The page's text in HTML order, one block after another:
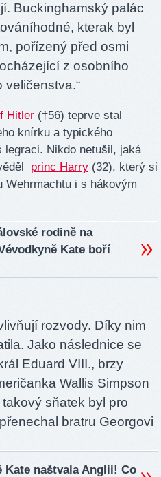
Buckinghamský palác
kterak byl
pořízený před osmi
z osobního
veličenstva.“
Hitler (†56) teprve stal
knírku a typického
legraci. Nikdo netušil, jaká
princ Harry (32), který si
Wehrmachtu i s hákovým
rodině na
Kate boří
rozvody. Díky nim
Jako následnice se
Eduard VIII., brzy
Wallis Simpson
sňatek byl pro
bratru Georgovi
Kate naštvala Anglii! Co